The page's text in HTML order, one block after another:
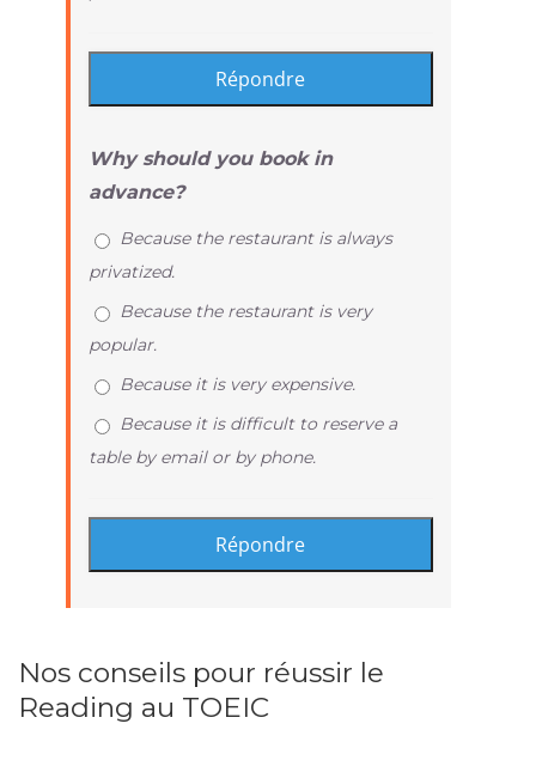
Why should you book in
advance?
Because the restaurant is always
privatized.
Because the restaurant is very
popular.
Because it is very expensive.
Because it is difficult to reserve a
table by email or by phone.
Nos conseils pour réussir le
Reading au TOEIC